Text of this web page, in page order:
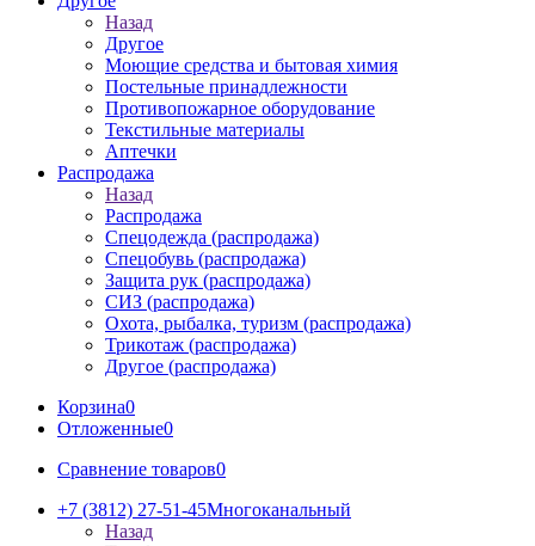
Назад
Другое
Моющие средства и бытовая химия
Постельные принадлежности
Противопожарное оборудование
Текстильные материалы
Аптечки
Распродажа
Назад
Распродажа
Спецодежда (распродажа)
Спецобувь (распродажа)
Защита рук (распродажа)
СИЗ (распродажа)
Охота, рыбалка, туризм (распродажа)
Трикотаж (распродажа)
Другое (распродажа)
Корзина0
Отложенные0
Сравнение товаров0
+7 (3812) 27-51-45Многоканальный
Назад